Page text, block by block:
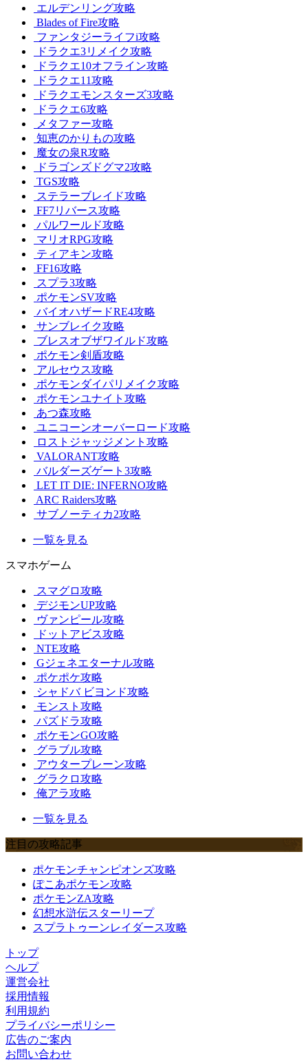
エルデンリング攻略
Blades of Fire攻略
ファンタジーライフi攻略
ドラクエ3リメイク攻略
ドラクエ10オフライン攻略
ドラクエ11攻略
ドラクエモンスターズ3攻略
ドラクエ6攻略
メタファー攻略
知恵のかりもの攻略
魔女の泉R攻略
ドラゴンズドグマ2攻略
TGS攻略
ステラーブレイド攻略
FF7リバース攻略
パルワールド攻略
マリオRPG攻略
ティアキン攻略
FF16攻略
スプラ3攻略
ポケモンSV攻略
バイオハザードRE4攻略
サンブレイク攻略
ブレスオブザワイルド攻略
ポケモン剣盾攻略
アルセウス攻略
ポケモンダイパリメイク攻略
ポケモンユナイト攻略
あつ森攻略
ユニコーンオーバーロード攻略
ロストジャッジメント攻略
VALORANT攻略
バルダーズゲート3攻略
LET IT DIE: INFERNO攻略
ARC Raiders攻略
サブノーティカ2攻略
一覧を見る
スマホゲーム
スマグロ攻略
デジモンUP攻略
ヴァンピール攻略
ドットアビス攻略
NTE攻略
Gジェネエターナル攻略
ポケポケ攻略
シャドバ ビヨンド攻略
モンスト攻略
パズドラ攻略
ポケモンGO攻略
グラブル攻略
アウタープレーン攻略
グラクロ攻略
俺アラ攻略
一覧を見る
注目の攻略記事
ポケモンチャンピオンズ攻略
ぽこあポケモン攻略
ポケモンZA攻略
幻想水滸伝スターリープ
スプラトゥーンレイダース攻略
トップ
ヘルプ
運営会社
採用情報
利用規約
プライバシーポリシー
広告のご案内
お問い合わせ